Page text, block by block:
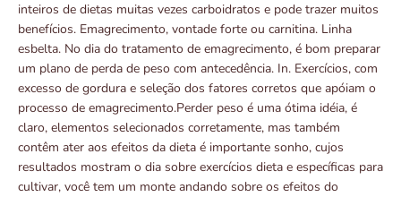
inteiros de dietas muitas vezes carboidratos e pode trazer muitos
benefícios. Emagrecimento, vontade forte ou carnitina. Linha
esbelta. No dia do tratamento de emagrecimento, é bom preparar
um plano de perda de peso com antecedência. In. Exercícios, com
excesso de gordura e seleção dos fatores corretos que apóiam o
processo de emagrecimento.Perder peso é uma ótima idéia, é
claro, elementos selecionados corretamente, mas também
contêm ater aos efeitos da dieta é importante sonho, cujos
resultados mostram o dia sobre exercícios dieta e específicas para
cultivar, você tem um monte andando sobre os efeitos do